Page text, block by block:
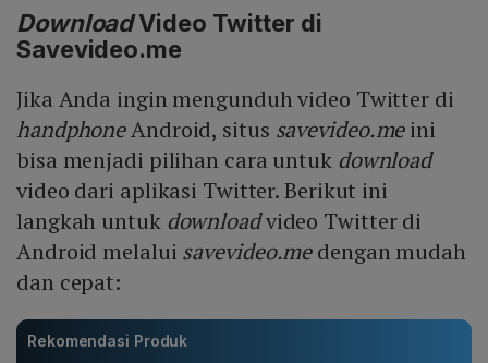
DownloadVideo Twitter di
Savevideo.me
Jika Anda ingin mengunduh video Twitter di
handphoneAndroid, situs savevideo.meini
bisa menjadi pilihan cara untuk download
video dari aplikasi Twitter. Berikut ini
langkah untuk downloadvideo Twitter di
Android melalui savevideo.medengan mudah
dan cepat:
Rekomendasi Produk